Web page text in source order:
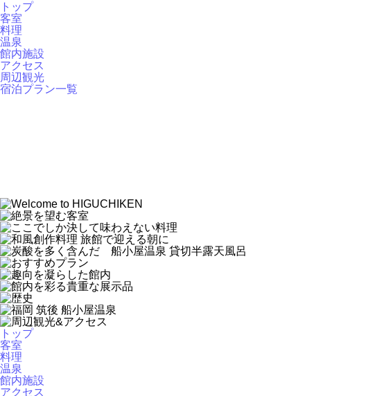
トップ
客室
料理
温泉
館内施設
アクセス
周辺観光
宿泊プラン一覧
トップ
客室
料理
温泉
館内施設
アクセス